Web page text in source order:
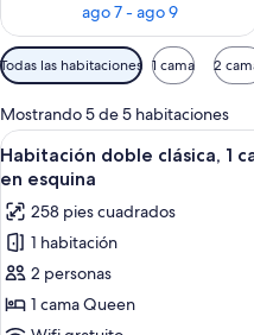
ago 7 - ago 9
Filtros
disponibles
para
las
habitaciones
Todas las habitaciones 1 cama 2
Mostrando 5 de 5 habitaciones
Abrir
todas
las
fotos
de
Habitación
doble
1
Habitación doble clásica, 1
en esquina
258 pies cuadrados
1 habitación
2 personas
1 cama Queen